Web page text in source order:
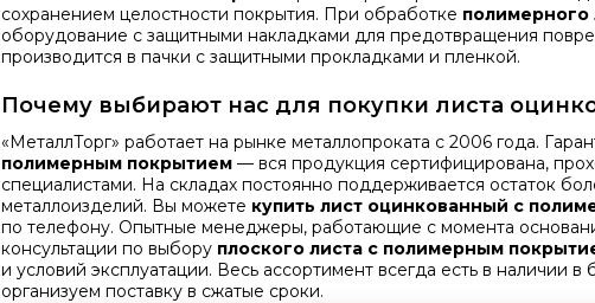
сохранением целостности покрытия. При обработке полимерного
оборудование с защитными накладками для предотвращения
производится в пачки с защитными прокладками и пленкой.
Почему выбирают нас для покупки листа
«МеталлТорг» работает на рынке металлопроката с 2006 года.
полимерным покрытием— вся продукция сертифицирована,
специалистами. На складах постоянно поддерживается остаток
металлоизделий. Вы можете купить лист оцинкованный с
по телефону. Опытные менеджеры, работающие с момента
консультации по выбору плоского листа с полимерным
и условий эксплуатации. Весь ассортимент всегда есть в наличии
организуем поставку в сжатые сроки.